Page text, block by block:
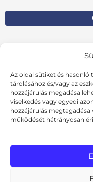
Az oldal sütiket és hasonló
tárolásához és/vagy az
hozzájárulás megadása
viselkedés vagy egyedi
hozzájárulás
működését hátrányosan
Online